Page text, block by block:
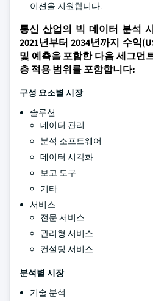
이션을 지원합니다.
통신 산업의 빅 데이터 분석
2021년부터 2034년까지 수익
및 예측을 포함한 다음 세그먼
층 적용 범위를 포함합니다:
구성 요소별 시장
솔루션
데이터 관리
분석 소프트웨어
데이터 시각화
보고 도구
기타
서비스
전문 서비스
관리형 서비스
컨설팅 서비스
분석별 시장
기술 분석